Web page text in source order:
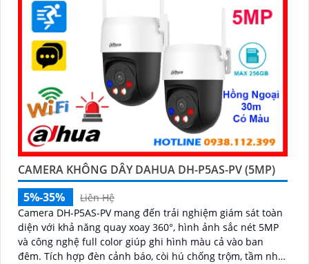
CAMERA KHÔNG DÂY DAHUA DH-P5AS-PV (5MP)
5%-35%
Liên Hệ
Camera DH-P5AS-PV mang đến trải nghiệm giám sát toàn
diện với khả năng quay xoay 360°, hình ảnh sắc nét 5MP
và công nghệ full color giúp ghi hình màu cả vào ban
đêm. Tích hợp đèn cảnh báo, còi hú chống trộm, tầm nhìn